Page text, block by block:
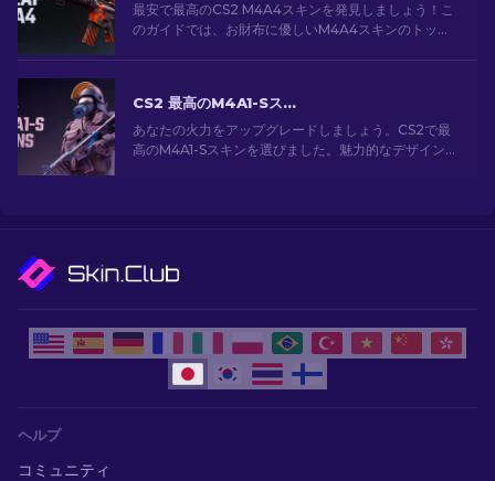
最安で最高のCS2 M4A4スキンを発見しましょう！こ
のガイドでは、お財布に優しいM4A4スキンのトップ
CS2 最高のM4A1-Sスキン [2026]
あなたの火力をアップグレードしましょう。CS2で最
高のM4A1-Sスキンを選びました。魅力的なデザインの
ヘルプ
コミュニティ